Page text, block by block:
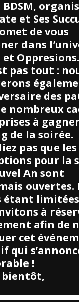
et Ses
de vous
dans
et
pas tout :
des
nombreux
à
de la soirée.
pas que les
pour la
An sont
ouvertes.
étant
à
afin de
cet
qui
!
bientôt,